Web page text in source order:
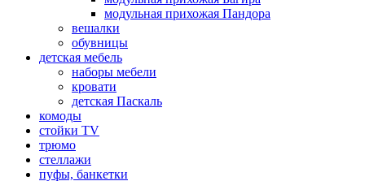
модульная прихожая Пандора
вешалки
обувницы
детская мебель
наборы мебели
кровати
детская Паскаль
комоды
стойки TV
трюмо
стеллажи
пуфы, банкетки